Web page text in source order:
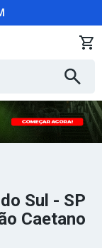
Sul - SP
Caetano